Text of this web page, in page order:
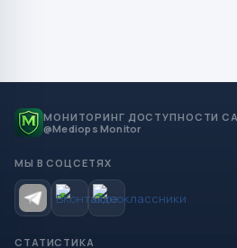
МОНИТОРИНГ ДОСТУПНОСТИ
@Mediops Monitor
МЫ В СОЦСЕТЯХ
СТАТИСТИКА